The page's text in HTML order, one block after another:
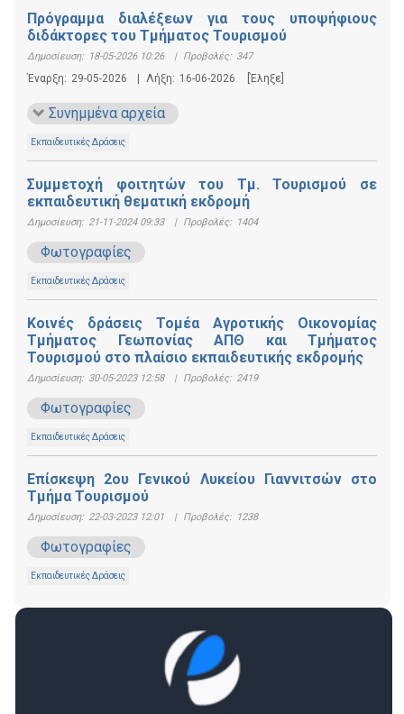
Πρόγραμμα διαλέξεων για τους υποψήφιους
διδάκτορες του Τμήματος Τουρισμού
Δημοσίευση: 18-05-2026 10:26 | Προβολές: 347
Έναρξη: 29-05-2026 Λήξη: 16-06-2026 [Έληξε]
Συνημμένα αρχεία
Εκπαιδευτικές Δράσεις
Συμμετοχή φοιτητών του Τμ. Τουρισμού σε
εκπαιδευτική θεματική εκδρομή
Δημοσίευση: 21-11-2024 09:33 | Προβολές: 1404
Φωτογραφίες
Εκπαιδευτικές Δράσεις
Κοινές δράσεις Τομέα Αγροτικής Οικονομίας
Τμήματος Γεωπονίας ΑΠΘ και Τμήματος
Τουρισμού στο πλαίσιο εκπαιδευτικής εκδρομής
Δημοσίευση: 30-05-2023 12:58 | Προβολές: 2419
Φωτογραφίες
Εκπαιδευτικές Δράσεις
Επίσκεψη 2ου Γενικού Λυκείου Γιαννιτσών στο
Τμήμα Τουρισμού
Δημοσίευση: 22-03-2023 12:01 | Προβολές: 1238
Φωτογραφίες
Εκπαιδευτικές Δράσεις